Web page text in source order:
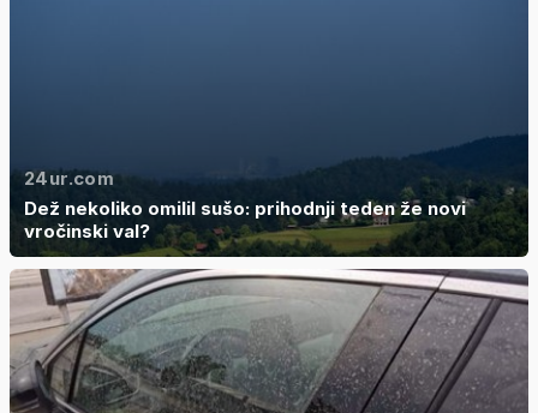
24ur.com
Dež nekoliko omilil sušo: prihodnji teden že novi
vročinski val?